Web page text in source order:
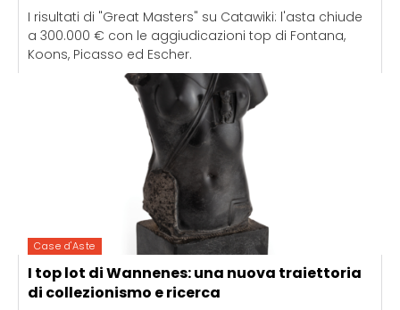
I risultati di "Great Masters" su Catawiki: l'asta chiude
a 300.000 € con le aggiudicazioni top di Fontana,
Koons, Picasso ed Escher.
Case d'Aste
I top lot di Wannenes: una nuova traiettoria
di collezionismo e ricerca